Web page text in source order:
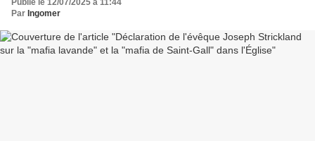
Publié le 12/07/2025 à 11:44
Par Ingomer